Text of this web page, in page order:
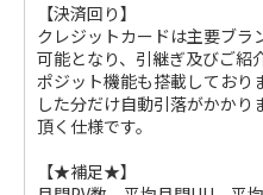
【決済回り】
クレジットカードは主要ブラ
可能となり、引継ぎ及びご紹
ポジット機能も搭載しており
した分だけ自動引落がかか
頂く仕様です。
【★補足★】